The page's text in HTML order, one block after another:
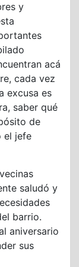
y
acá
cada vez
excusa es
saber qué
de
el jefe
saludó y
barrio.
aniversario
sus